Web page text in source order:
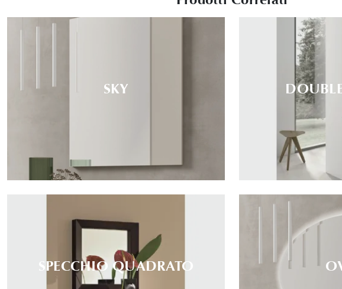
SKY
SPECCHIO QUADRATO